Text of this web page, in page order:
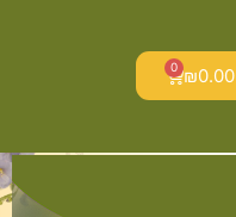
₪0.00
0 עגלת
קניות